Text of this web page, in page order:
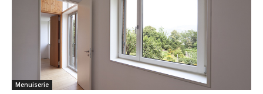
Menuiserie